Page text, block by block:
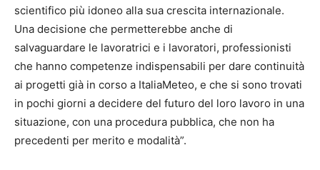
scientifico più idoneo alla sua crescita internazionale.
Una decisione che permetterebbe anche di
salvaguardare le lavoratrici e i lavoratori, professionisti
che hanno competenze indispensabili per dare continuità
ai progetti già in corso a ItaliaMeteo, e che si sono trovati
in pochi giorni a decidere del futuro del loro lavoro in una
situazione, con una procedura pubblica, che non ha
precedenti per merito e modalità”.